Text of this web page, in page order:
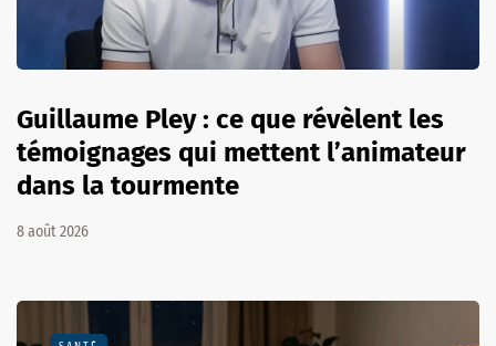
Guillaume Pley : ce que révèlent les
témoignages qui mettent l’animateur
dans la tourmente
8 août 2026